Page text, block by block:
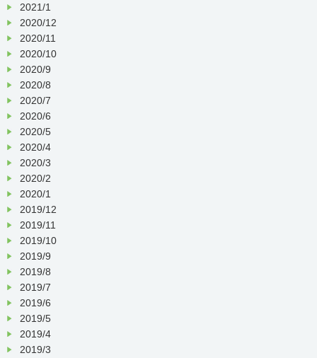
2021/1
2020/12
2020/11
2020/10
2020/9
2020/8
2020/7
2020/6
2020/5
2020/4
2020/3
2020/2
2020/1
2019/12
2019/11
2019/10
2019/9
2019/8
2019/7
2019/6
2019/5
2019/4
2019/3